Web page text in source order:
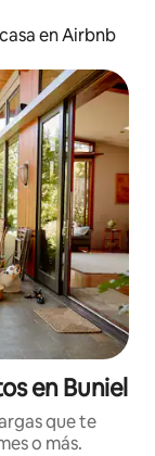
en Airbnb
en Buniel
que te
o más.